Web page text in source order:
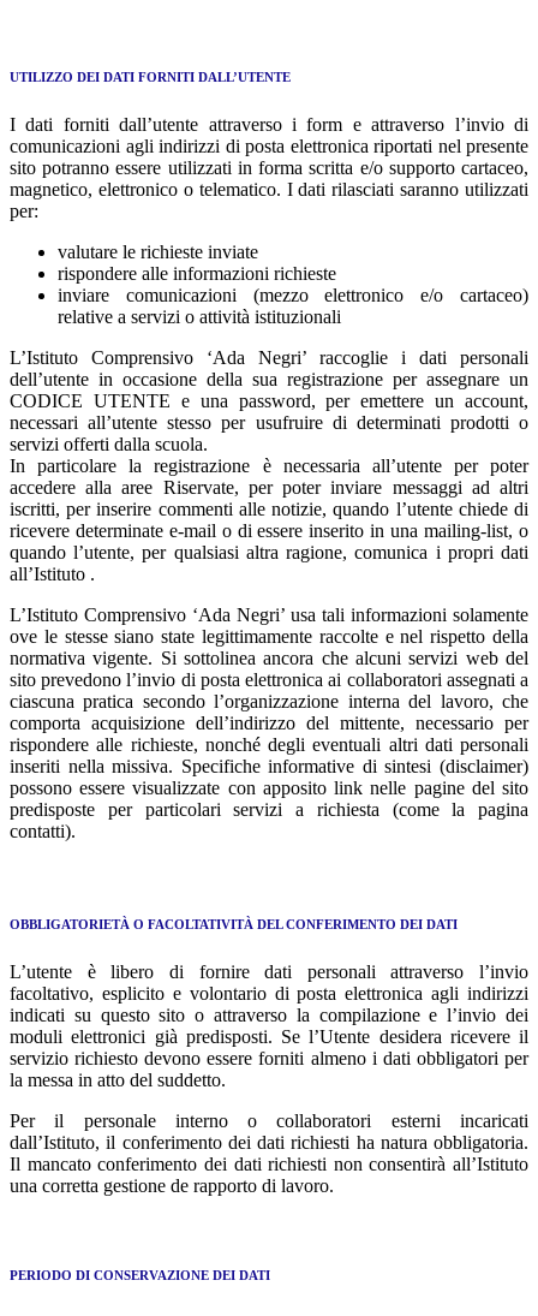
UTILIZZO DEI DATI FORNITI DALL’UTENTE
I dati forniti dall’utente attraverso i form e attraverso l’invio di
comunicazioni agli indirizzi di posta elettronica riportati nel presente
sito potranno essere utilizzati in forma scritta e/o supporto cartaceo,
magnetico, elettronico o telematico. I dati rilasciati saranno utilizzati
per:
valutare le richieste inviate
rispondere alle informazioni richieste
inviare comunicazioni (mezzo elettronico e/o cartaceo)
relative a servizi o attività istituzionali
L’Istituto Comprensivo ‘Ada Negri’ raccoglie i dati personali
dell’utente in occasione della sua registrazione per assegnare un
CODICE UTENTE e una password, per emettere un account,
necessari all’utente stesso per usufruire di determinati prodotti o
servizi offerti dalla scuola.
In particolare la registrazione è necessaria all’utente per poter
accedere alla aree Riservate, per poter inviare messaggi ad altri
iscritti, per inserire commenti alle notizie, quando l’utente chiede di
ricevere determinate e-mail o di essere inserito in una mailing-list, o
quando l’utente, per qualsiasi altra ragione, comunica i propri dati
all’Istituto .
L’Istituto Comprensivo ‘Ada Negri’ usa tali informazioni solamente
ove le stesse siano state legittimamente raccolte e nel rispetto della
normativa vigente. Si sottolinea ancora che alcuni servizi web del
sito prevedono l’invio di posta elettronica ai collaboratori assegnati a
ciascuna pratica secondo l’organizzazione interna del lavoro, che
comporta acquisizione dell’indirizzo del mittente, necessario per
rispondere alle richieste, nonché degli eventuali altri dati personali
inseriti nella missiva. Specifiche informative di sintesi (disclaimer)
possono essere visualizzate con apposito link nelle pagine del sito
predisposte per particolari servizi a richiesta (come la pagina
contatti).
OBBLIGATORIETÀ O FACOLTATIVITÀ DEL CONFERIMENTO DEI DATI
L’utente è libero di fornire dati personali attraverso l’invio
facoltativo, esplicito e volontario di posta elettronica agli indirizzi
indicati su questo sito o attraverso la compilazione e l’invio dei
moduli elettronici già predisposti. Se l’Utente desidera ricevere il
servizio richiesto devono essere forniti almeno i dati obbligatori per
la messa in atto del suddetto.
Per il personale interno o collaboratori esterni incaricati
dall’Istituto, il conferimento dei dati richiesti ha natura obbligatoria.
Il mancato conferimento dei dati richiesti non consentirà all’Istituto
una corretta gestione de rapporto di lavoro.
PERIODO DI CONSERVAZIONE DEI DATI